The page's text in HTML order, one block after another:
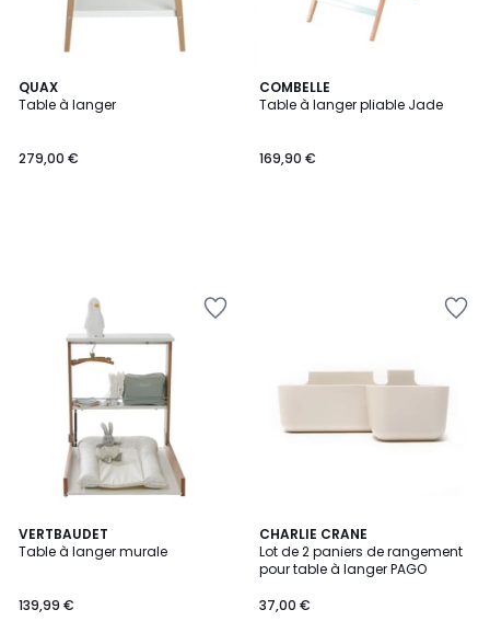
QUAX
Table à langer
279,00 €
COMBELLE
Table à langer pliable Jade
169,90 €
VERTBAUDET
Table à langer murale
139,99 €
CHARLIE CRANE
Lot de 2 paniers de rangement
pour table à langer PAGO
37,00 €